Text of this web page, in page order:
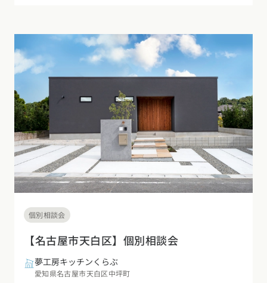
個別相談会
【名古屋市天白区】個別相談会
夢工房キッチンくらぶ
愛知県名古屋市天白区中坪町